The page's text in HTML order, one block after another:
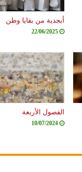
أبجدية من بقايا وطن
22/06/2025
الفصول الأربعة
10/07/2024